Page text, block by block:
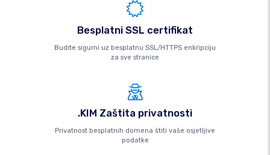
Besplatni SSL certifikat
Budite sigurni uz besplatnu SSL/HTTPS enkripciju
za sve stranice
.KIM Zaštita privatnosti
Privatnost besplatnih domena štiti vaše osjetljive
podatke